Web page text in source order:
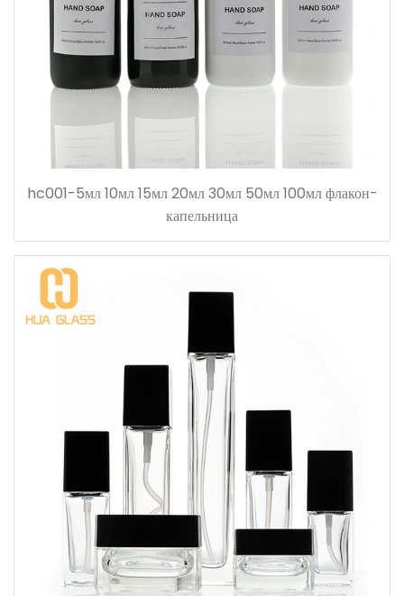
hc001-5мл 10мл 15мл 20мл 30мл 50мл 100мл флакон-
капельница